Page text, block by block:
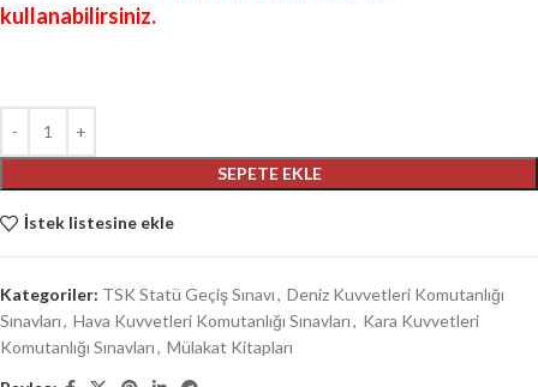
kullanabilirsiniz.
SEPETE EKLE
İstek listesine ekle
Kategoriler: TSK Statü Geçiş Sınavı, Deniz Kuvvetleri Komutanlığı
Sınavları, Hava Kuvvetleri Komutanlığı Sınavları, Kara Kuvvetleri
Komutanlığı Sınavları, Mülakat Kitapları